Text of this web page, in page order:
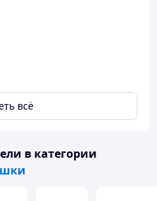
всё
в категории